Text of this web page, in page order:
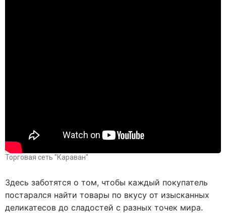
Торговая сеть "Караван"
Здесь заботятся о том, чтобы каждый покупатель
постарался найти товары по вкусу от изысканных
деликатесов до сладостей с разных точек мира.